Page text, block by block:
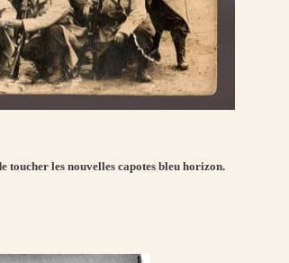
toucher les nouvelles capotes bleu horizon.